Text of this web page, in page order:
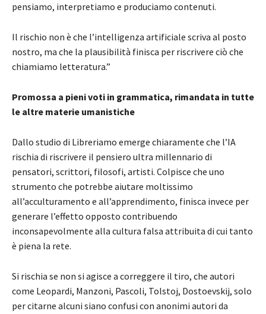
pensiamo, interpretiamo e produciamo contenuti.
Il rischio non è che l’intelligenza artificiale scriva al posto
nostro, ma che la plausibilità finisca per riscrivere ciò che
chiamiamo letteratura.”
Promossa a pieni voti in grammatica, rimandata in tutte
le altre materie umanistiche
Dallo studio di Libreriamo emerge chiaramente che l’IA
rischia di riscrivere il pensiero ultra millennario di
pensatori, scrittori, filosofi, artisti. Colpisce che uno
strumento che potrebbe aiutare moltissimo
all’acculturamento e all’apprendimento, finisca invece per
generare l’effetto opposto contribuendo
inconsapevolmente alla cultura falsa attribuita di cui tanto
è piena la rete.
Si rischia se non si agisce a correggere il tiro, che autori
come Leopardi, Manzoni, Pascoli, Tolstoj, Dostoevskij, solo
per citarne alcuni siano confusi con anonimi autori da